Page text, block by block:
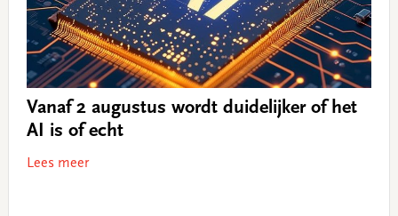
Vanaf 2 augustus wordt duidelijker of het
AI is of echt
Lees meer